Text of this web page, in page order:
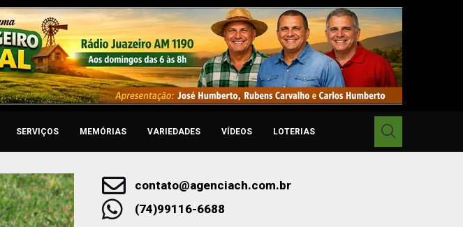
SERVIÇOS MEMÓRIAS VARIEDADES VÍDEOS LOTERIAS
contato@agenciach.com.br
(74)99116-6688